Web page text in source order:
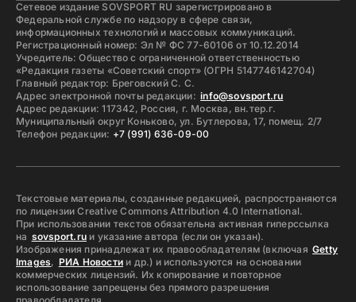
Сетевое издание SOVSPORT RU зарегистрировано в
Федеральной службе по надзору в сфере связи,
информационных технологий и массовых коммуникаций.
Регистрационный номер: Эл № ФС 77-60106 от 10.12.2014
Учредитель: Общество с ограниченной ответственностью
«Редакция газеты «Советский спорт» (ОГРН 5147746142704)
Главный редактор: Бреговский С. С.
Адрес электронной почты редакции: info@sovsport.ru
Адрес редакции: 117342, Россия, г. Москва, вн.тер.г.
Муниципальный округ Коньково, ул. Бутлерова, 17, помещ. 2/7
Телефон редакции: +7 (991) 636-09-00
Текстовые материалы, созданные редакцией, распространяются
по лицензии Creative Commons Attribution 4.0 International.
При использовании текстов обязательна активная гиперссылка
на sovsport.ruи указание автора (если он указан).
Изображения принадлежат их правообладателям (включая Getty
Images, РИА Новости и др.) и используются на основании
коммерческих лицензий. Их копирование и повторное
использование запрещены без прямого разрешения